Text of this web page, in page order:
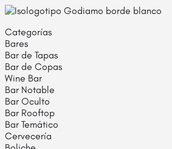
Categorías
Bares
Bar de Tapas
Bar de Copas
Wine Bar
Bar Notable
Bar Oculto
Bar Rooftop
Bar Temático
Cervecería